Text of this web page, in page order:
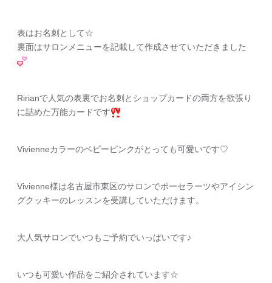
表はお名刺として☆
裏面はサロンメニューを記載して作成させていただきました
Ririanで人気の表裏でお名刺とショップカードの両方を欲張り
に詰めた万能カードです
Vivienneカラーのベビーピンクがとっても可愛いです♡
Vivienne様は名古屋市東区のサロンでポーセラーツやアイシン
グクッキーのレッスンを受講していただけます。
大人気サロンでいつもご予約でいっぱいです♪
いつも可愛い作品をご紹介されています☆